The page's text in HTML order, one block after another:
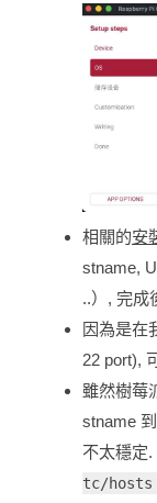
相關的安
stname,
..）, 完成
因為是在
22 port),
雖然樹莓
stname
不太穩定
tc/hosts